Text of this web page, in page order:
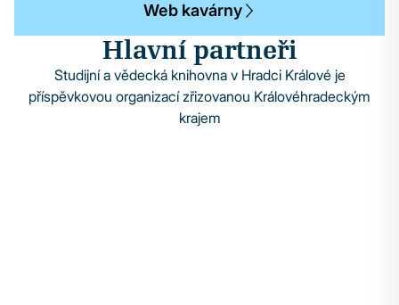
Web kavárny
Hlavní partneři
Studijní a vědecká knihovna v Hradci Králové je
příspěvkovou organizací zřizovanou Královéhradeckým
krajem